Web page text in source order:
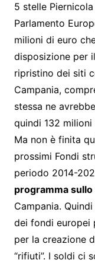
5 stelle
Parlamento
milioni di euro
disposizione per
ripristino dei siti
Campania,
stessa ne
quindi 132 milioni
Ma non è finita
prossimi Fondi
periodo 2014-
programma
Campania.
dei fondi europei
per la creazione
“rifiuti”. I soldi ci